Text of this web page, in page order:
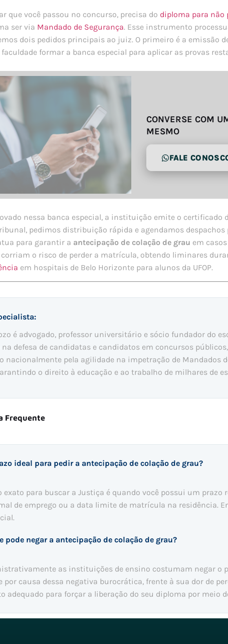
que você passou no concurso, precisa do diploma para não
ser via Mandado de Segurança. Esse instrumento
dois pedidos principais ao juiz. O primeiro é a emissão
formar a banca especial para aplicar as provas
CONVERSE COM
MESMO
FALE
nessa banca especial, a instituição emite o
pedimos distribuição rápida e agendamos
para garantir a antecipação de colação de grau em
corriam o risco de perder a matrícula, obtendo liminares
em hospitais de Belo Horizonte para alunos da UFOP.
é advogado, professor universitário e sócio fundador do
defesa de candidatas e candidatos em concursos
nacionalmente pela agilidade na impetração de Mandados
o direito à educação e ao trabalho de milhares de
Frequente
ideal para pedir a antecipação de colação de grau?
exato para buscar a Justiça é quando você possui um
de emprego ou a data limite de matrícula na residência.
pode negar a antecipação de colação de grau?
as instituições de ensino costumam negar o
por causa dessa negativa burocrática, frente à sua dor de
adequado para forçar a liberação do seu diploma por meio